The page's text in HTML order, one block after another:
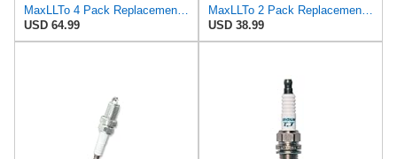
MaxLLTo 4 Pack Replacement 5275 Platinum Spark Plug for Beck for Arnley 1765201 for DENSO Auto 3113
USD 64.99
USD 38.99